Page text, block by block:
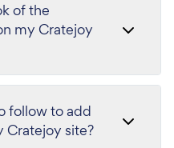
of the
my Cratejoy
follow to add
Cratejoy site?